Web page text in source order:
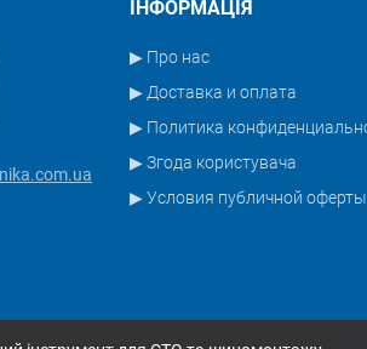
ІНФОРМАЦІЯ
▶ Про нас
▶ Доставка и оплата
▶ Политика
▶ Згода користувача
▶ Условия публичной оферты